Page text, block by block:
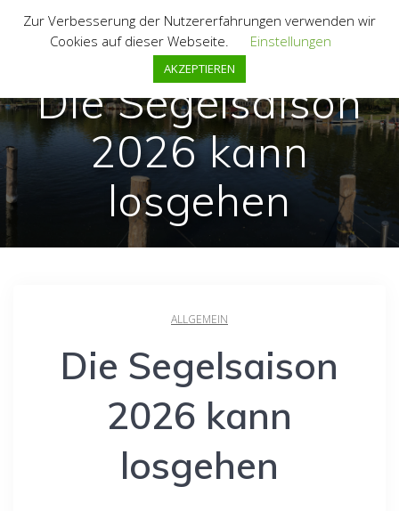
Inhalt
springen
Die Segelsaison
2026 kann
losgehen
ALLGEMEIN
Die Segelsaison
2026 kann
losgehen
Zur Verbesserung der Nutzererfahrungen verwenden wir
Cookies auf dieser Webseite.
Einstellungen
AKZEPTIEREN